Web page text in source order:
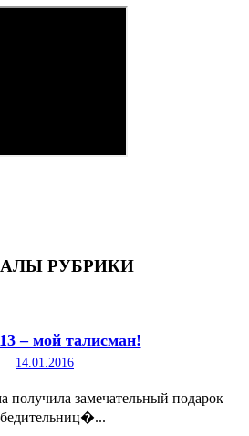
РУБРИКИ
– мой талисман!
14.01.2016
замечательный подарок –